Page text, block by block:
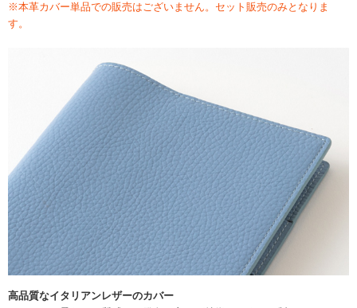
※本革カバー単品での販売はございません。セット販売のみとなりま
す。
高品質なイタリアンレザーのカバー